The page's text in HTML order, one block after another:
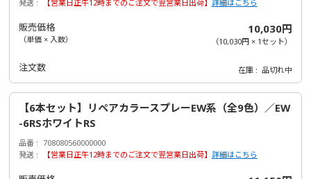
発送 【営業日正午12時までのご注文で翌営業日出荷】 詳細はこちら
販売価格
（単価 × 入数）
10,030円
（10,030円× 1セット）
注文数 在庫 品切れ中
【6本セット】リペアカラースプレーEW系（全9色）／EW
-6RSホワイトRS
品番
708080560000000
発送
【営業日正午12時までのご注文で翌営業日出荷】 詳細はこちら